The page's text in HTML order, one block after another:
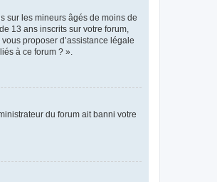
sur les mineurs âgés de moins de
13 ans inscrits sur votre forum,
proposer d’assistance légale
à ce forum ? ».
du forum ait banni votre